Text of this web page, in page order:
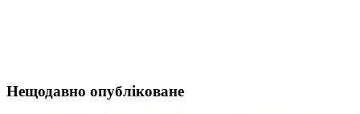
Нещодавно опубліковане